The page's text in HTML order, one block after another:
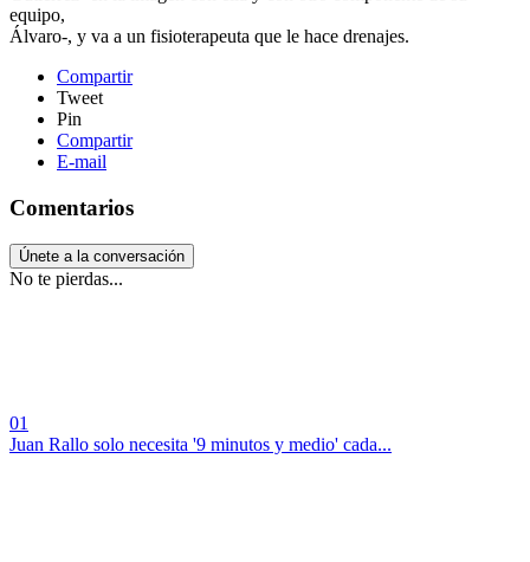
equipo,
Álvaro-, y va a un fisioterapeuta que le hace drenajes.
Compartir
Tweet
Pin
Compartir
E-mail
Comentarios
Únete a la conversación
No te pierdas...
01
Juan Rallo solo necesita '9 minutos y medio' cada...